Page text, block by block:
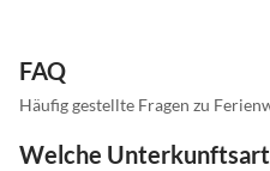
FAQ
Häufig gestellte Fragen zu
Welche